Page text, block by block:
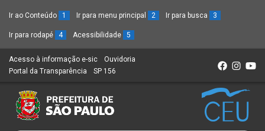
Ir ao Conteúdo 1 Ir para menu principal 2 Ir para busca 3
Ir para rodapé 4 Acessibilidade 5
Acesso à informação e-sic (Link
para
novo
sítio)
Ouvidoria
Portal da Transparência (Link
um
novo
SP 156